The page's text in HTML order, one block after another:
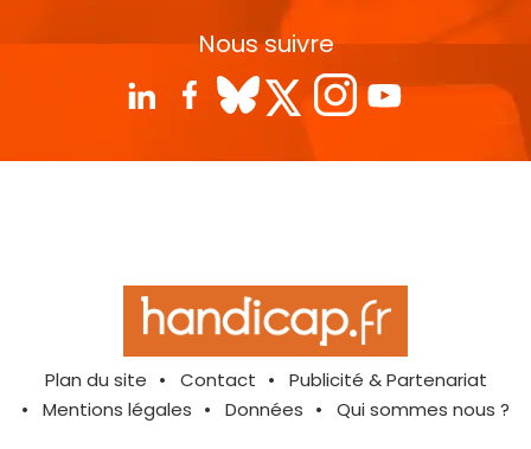
Nous suivre
Plan du site Contact
Publicité & Partenariat
Mentions légales
Données Qui sommes nous ?